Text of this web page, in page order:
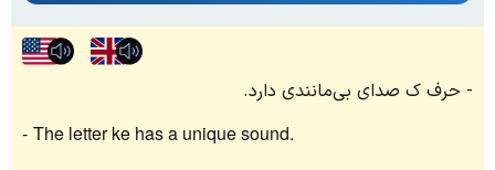
حرف ک صدای بی‌مانندی دارد.
The letter ke has a unique sound.